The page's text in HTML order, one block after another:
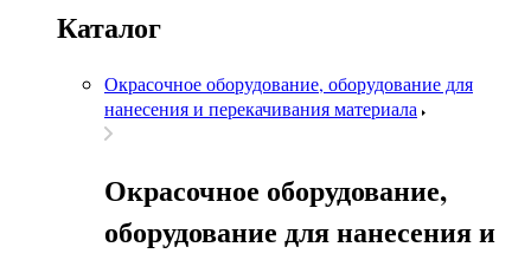
Каталог
Окрасочное оборудование, оборудование для
нанесения и перекачивания материала
Окрасочное оборудование,
оборудование для нанесения и